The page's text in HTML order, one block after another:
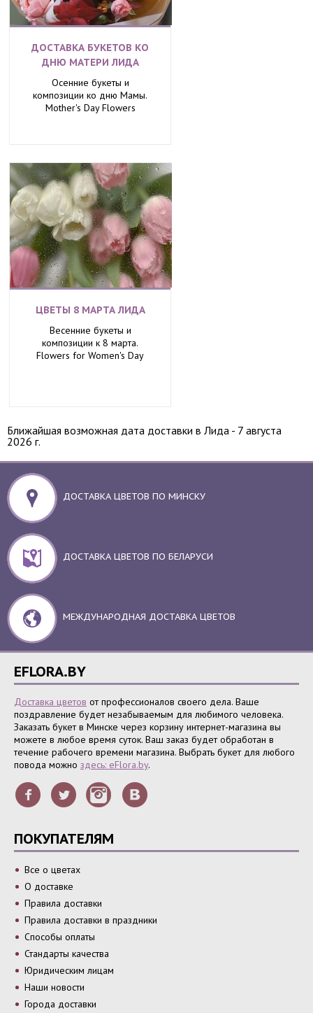
ДОСТАВКА БУКЕТОВ КО
ДНЮ МАТЕРИ ЛИДА
Осенние букеты и
композиции ко дню Мамы.
Mother's Day Flowers
ЦВЕТЫ 8 МАРТА ЛИДА
Весенние букеты и
композиции к 8 марта.
Flowers for Women's Day
Ближайшая возможная дата доставки в Лида - 7 августа
2026 г.
ДОСТАВКА ЦВЕТОВ ПО МИНСКУ
ДОСТАВКА ЦВЕТОВ ПО БЕЛАРУСИ
МЕЖДУНАРОДНАЯ ДОСТАВКА ЦВЕТОВ
EFLORA.BY
Доставка цветов от профессионалов своего дела. Ваше
поздравление будет незабываемым для любимого человека.
Заказать букет в Минске через корзину интернет-магазина вы
можете в любое время суток. Ваш заказ будет обработан в
течение рабочего времени магазина. Выбрать букет для любого
повода можно здесь: eFlora.by.
ПОКУПАТЕЛЯМ
Все о цветах
О доставке
Правила доставки
Правила доставки в праздники
Способы оплаты
Стандарты качества
Юридическим лицам
Наши новости
Города доставки